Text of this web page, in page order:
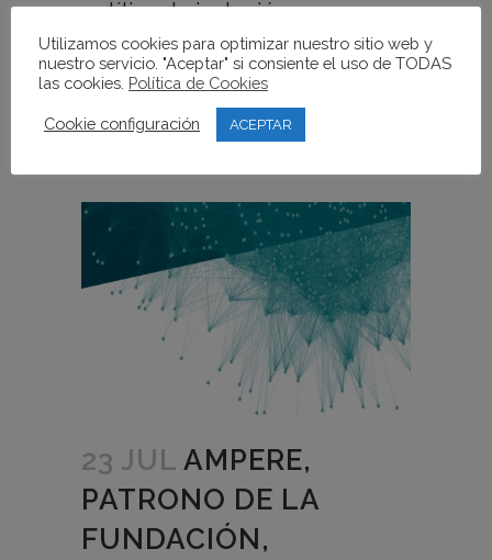
política de inclusión...
READ MORE
23 JUL AMPERE,
PATRONO DE LA
FUNDACIÓN,
Utilizamos cookies para optimizar nuestro sitio web y
nuestro servicio. "Aceptar" si consiente el uso de TODAS
las cookies. Política de Cookies
Cookie configuración ACEPTAR